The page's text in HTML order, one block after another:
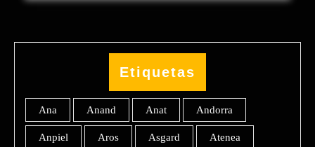
Etiquetas
Ana Anand Anat Andorra
Anpiel Aros Asgard Atenea